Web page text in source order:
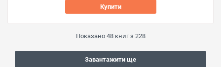
Купити
Показано 48книг з 228
Завантажити ще